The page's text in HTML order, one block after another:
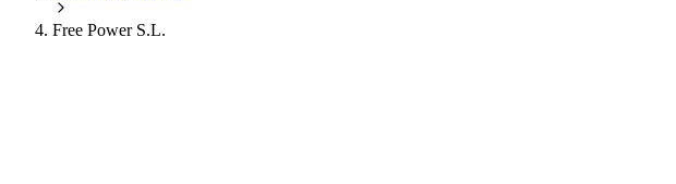
Free Power S.L.